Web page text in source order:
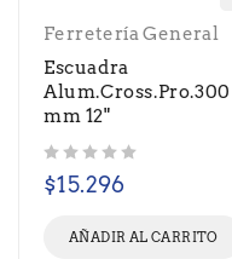
Ferretería General
Escuadra
Alum.Cross.Pro.300
mm 12"
$15.296
AÑADIR AL CARRITO